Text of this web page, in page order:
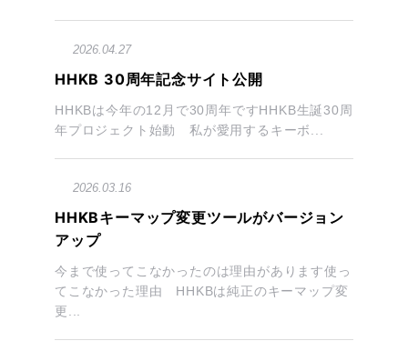
2026.04.27
HHKB 30周年記念サイト公開
HHKBは今年の12月で30周年ですHHKB生誕30周
年プロジェクト始動 私が愛用するキーボ...
2026.03.16
HHKBキーマップ変更ツールがバージョン
アップ
今まで使ってこなかったのは理由があります使っ
てこなかった理由 HHKBは純正のキーマップ変
更...